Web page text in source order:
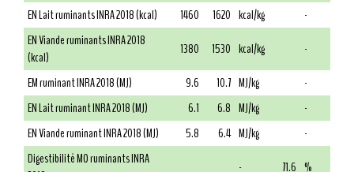
EN Lait ruminants INRA 2018 (kcal) 1460 1620 kcal/kg
-
EN Viande ruminants INRA 2018
(kcal)
1380 1530 kcal/kg
-
EM ruminant INRA 2018 (MJ)
9.6 10.7 MJ/kg
-
EN Lait ruminant INRA 2018 (MJ)
6.1 6.8 MJ/kg
-
EN Viande ruminant INRA 2018 (MJ)
5.8 6.4 MJ/kg
-
Digestibilité MO ruminants INRA
- 71.6 %